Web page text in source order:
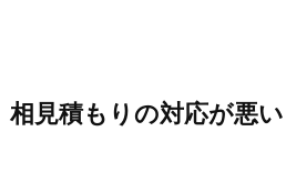
相見積もりの対応が悪い